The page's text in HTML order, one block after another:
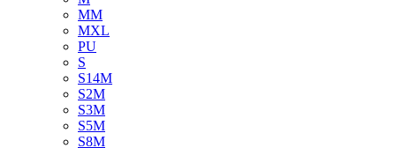
MM
MXL
PU
S
S14M
S2M
S3M
S5M
S8M